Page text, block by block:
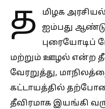
த
மிழக
ஐம்பது
புரையோடிப்
மற்றும் ஊழல் என்ற
வேரறுத்து,
கட்டாயத்தில்
தீவிரமாக இயங்கி